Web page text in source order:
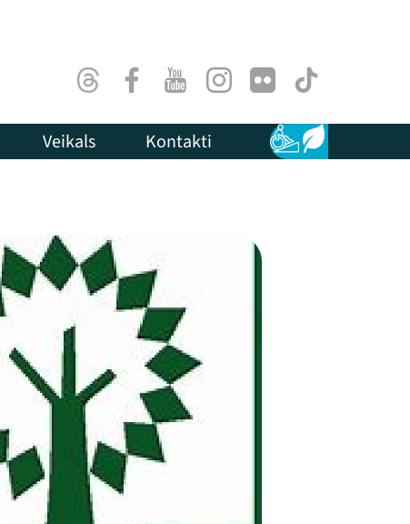
ThreadsFacebookYoutubeInstagram
Flick TikTok
Veikals Kontakti Pieejamība
Ilgtspēja